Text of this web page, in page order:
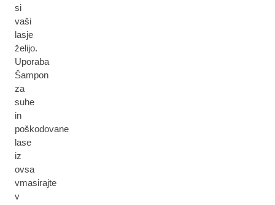
si
vaši
lasje
želijo.
Uporaba
Šampon
za
suhe
in
poškodovane
lase
iz
ovsa
vmasirajte
v